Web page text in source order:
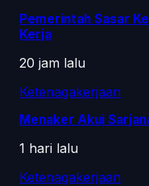
Pemerintah Sasar
Kerja
20 jam lalu
Ketenagakerjaan
Menaker Akui
1 hari lalu
Ketenagakerjaan